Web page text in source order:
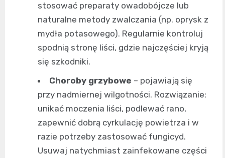
stosować preparaty owadobójcze lub
naturalne metody zwalczania (np. oprysk z
mydła potasowego). Regularnie kontroluj
spodnią stronę liści, gdzie najczęściej kryją
się szkodniki.
Choroby grzybowe – pojawiają się
przy nadmiernej wilgotności. Rozwiązanie:
unikać moczenia liści, podlewać rano,
zapewnić dobrą cyrkulację powietrza i w
razie potrzeby zastosować fungicyd.
Usuwaj natychmiast zainfekowane części